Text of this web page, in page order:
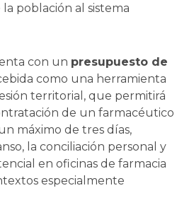
población al sistema
con un presupuesto de
como una herramienta
territorial, que permitirá
de un farmacéutico
máximo de tres días,
la conciliación personal y
en oficinas de farmacia
especialmente